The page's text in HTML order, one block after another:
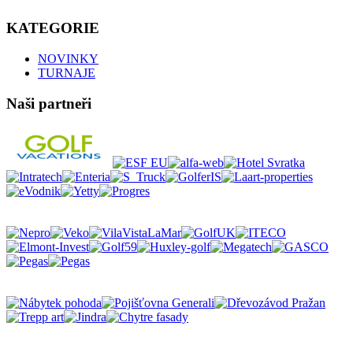
KATEGORIE
NOVINKY
TURNAJE
Naši partneři